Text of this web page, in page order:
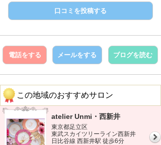
口コミを投稿する
電話をする メールをする ブログを読む
この地域のおすすめサロン
atelier Unmi・西新井
東京都足立区
東武スカイツリーライン西新井
日比谷線 西新井駅 徒歩6分